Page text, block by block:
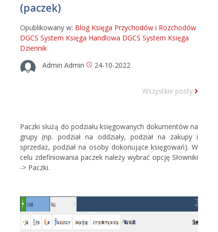
(paczek)
Opublikowany w: Blog Księga Przychodów i Rozchodów
DGCS System Księga Handlowa DGCS System Księga
Dziennik
Admin Admin
24-10-2022
Wszystkie posty
Paczki służą do podziału księgowanych dokumentów na
grupy (np. podział na oddziały, podział na zakupy i
sprzedaż, podział na osoby dokonujące księgowań). W
celu zdefiniowania paczek należy wybrać opcję Słowniki
-> Paczki.